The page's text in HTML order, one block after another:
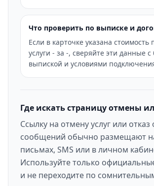
Что проверить по выписке и
Если в карточке указана стоимость
услуги - за -, сверяйте эти данные с
выпиской и условиями
Где искать страницу отмены
Ссылку на отмену услуг или отказ
сообщений обычно размещают
письмах, SMS или в личном
Используйте только
и не переходите по